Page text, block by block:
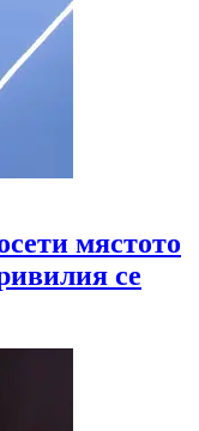
мястото
се